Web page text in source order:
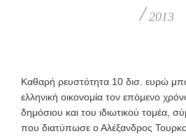
/2013
Καθαρή ρευστότητα 10 δισ. ευρώ
ελληνική οικονομία τον επόμενο
δημόσιου και του ιδιωτικού τομέα,
που διατύπωσε ο Αλέξανδρος